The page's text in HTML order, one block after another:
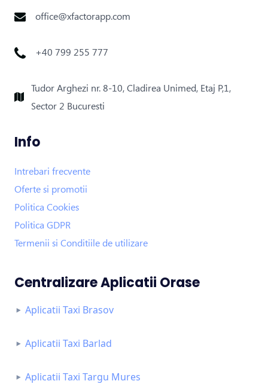
office@xfactorapp.com
+40 799 255 777
Tudor Arghezi nr. 8-10, Cladirea Unimed, Etaj P,1,
Sector 2 Bucuresti
Info
Intrebari frecvente
Oferte si promotii
Politica Cookies
Politica GDPR
Termenii si Conditiile de utilizare
Centralizare Aplicatii Orase
Aplicatii Taxi Brasov
Aplicatii Taxi Barlad
Aplicatii Taxi Targu Mures